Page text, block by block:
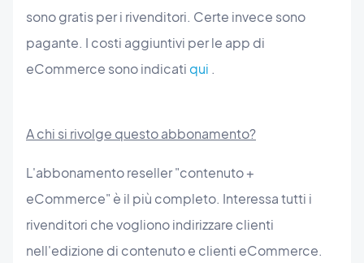
sono gratis per i rivenditori. Certe invece sono
pagante. I costi aggiuntivi per le app di
eCommerce sono indicati qui .
A chi si rivolge questo abbonamento?
L'abbonamento reseller "contenuto +
eCommerce" è il più completo. Interessa tutti i
rivenditori che vogliono indirizzare clienti
nell'edizione di contenuto e clienti eCommerce.